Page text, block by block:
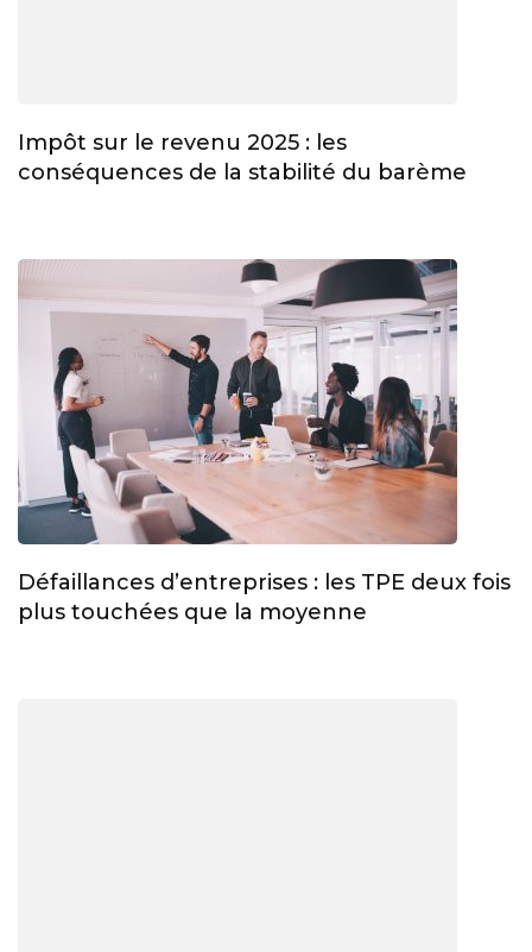
Impôt sur le revenu 2025 : les
conséquences de la stabilité du barème
Défaillances d’entreprises : les TPE deux fois
plus touchées que la moyenne